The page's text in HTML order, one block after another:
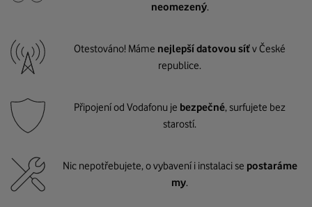
neomezený.
Otestováno! Máme nejlepší datovou síťv České
republice.
Připojení od Vodafonu je bezpečné, surfujete bez
starostí.
Nic nepotřebujete, o vybavení i instalaci se postaráme
my.